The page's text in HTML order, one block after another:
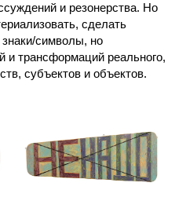
и резонерства. Но
сделать
символы, но
и трансформаций реального,
субъектов и объектов.